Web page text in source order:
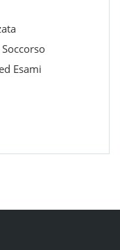
Esami